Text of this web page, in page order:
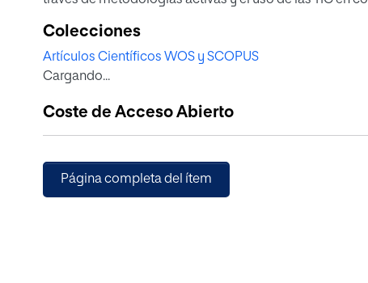
Universidades (FPU18/00676) y es el resultado de un
diversos artículos de actualidad mediante la aplicación
ponen de manifiesto que la productividad científica
Entre las conclusiones de este trabajo cabe destacar
utilización de aplicaciones digitales tipo Kahoot o de
desarrollar nuevas capacidades, autorreflexión crítica
la misma forma, que resulta imprescindible que los
Colecciones
Artículos Científicos WOS y SCOPUS
Cargando...
Coste de Acceso Abierto
Página completa del ítem